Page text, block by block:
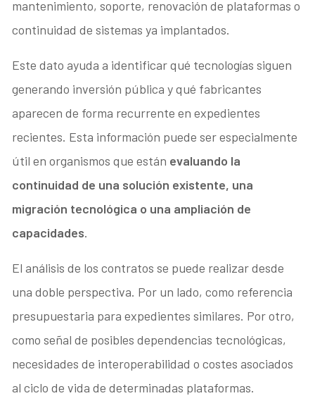
mantenimiento, soporte, renovación de plataformas o
continuidad de sistemas ya implantados.
Este dato ayuda a identificar qué tecnologías siguen
generando inversión pública y qué fabricantes
aparecen de forma recurrente en expedientes
recientes. Esta información puede ser especialmente
útil en organismos que están evaluando la
continuidad de una solución existente, una
migración tecnológica o una ampliación de
capacidades.
El análisis de los contratos se puede realizar desde
una doble perspectiva. Por un lado, como referencia
presupuestaria para expedientes similares. Por otro,
como señal de posibles dependencias tecnológicas,
necesidades de interoperabilidad o costes asociados
al ciclo de vida de determinadas plataformas.